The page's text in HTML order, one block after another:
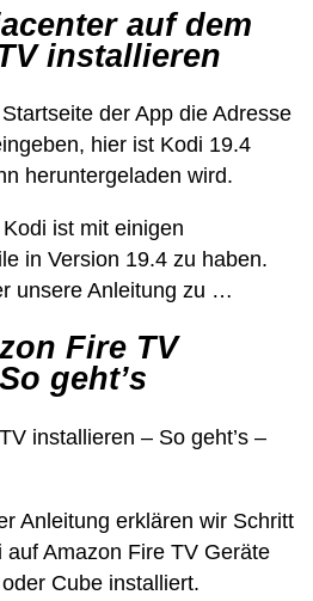
auf dem
installieren
der App die Adresse
hier ist Kodi 19.4
heruntergeladen wird.
ist mit einigen
in Version 19.4 zu haben.
unsere Anleitung zu …
Fire TV
geht’s
installieren – So geht’s –
Anleitung erklären wir Schritt
Amazon Fire TV Geräte
Cube installiert.